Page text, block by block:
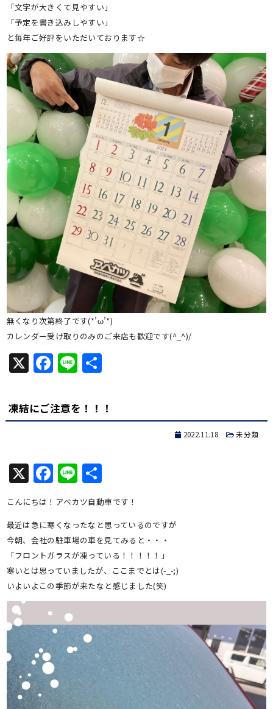
「文字が大きくて見やすい」
「予定を書き込みしやすい」
と毎年ご好評をいただいております☆
無くなり次第終了です(*’ω’*)
カレンダー受け取りのみのご来店も歓迎です(^_^)/
X Facebook
Line共
凍結にご注意を！！！
2022.11.18 未分類
X Facebook
Line共
有
こんにちは！アベカツ自動車です！
最近は急に寒くなったなと思っているのですが
今朝、会社の駐車場の車を見てみると・・・
「フロントガラスが凍っている！！！！！」
寒いとは思っていましたが、ここまでとは(-_-;)
いよいよこの季節が来たなと感じました(笑)